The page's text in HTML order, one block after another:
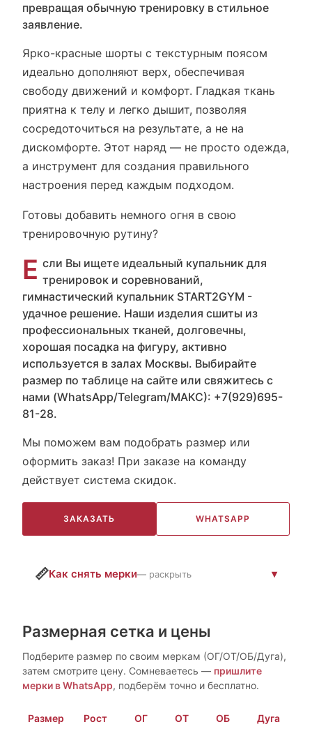
превращая обычную тренировку в стильное
заявление.
Ярко-красные шорты с текстурным поясом
идеально дополняют верх, обеспечивая
свободу движений и комфорт. Гладкая ткань
приятна к телу и легко дышит, позволяя
сосредоточиться на результате, а не на
дискомфорте. Этот наряд — не просто одежда,
а инструмент для создания правильного
настроения перед каждым подходом.
Готовы добавить немного огня в свою
тренировочную рутину?
Е сли Вы ищете идеальный купальник для
тренировок и соревнований,
гимнастический купальник START2GYM -
удачное решение. Наши изделия сшиты из
профессиональных тканей, долговечны,
хорошая посадка на фигуру, активно
используется в залах Москвы. Выбирайте
размер по таблице на сайте или свяжитесь с
нами (WhatsApp/Telegram/МАКС): +7(929)695-
81-28.
Мы поможем вам подобрать размер или
оформить заказ! При заказе на команду
действует система скидок.
ЗАКАЗАТЬ WHATSAPP
📏Как снять мерки— раскрыть
Размерная сетка и цены
Подберите размер по своим меркам (ОГ/ОТ/ОБ/Дуга),
затем смотрите цену. Сомневаетесь — пришлите
мерки в WhatsApp, подберём точно и бесплатно.
Размер Рост ОГ ОТ ОБ Дуга